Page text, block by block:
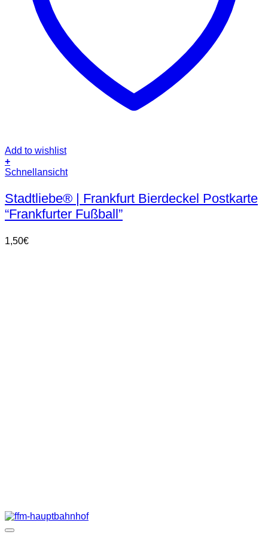
Add to wishlist
+
Schnellansicht
Stadtliebe® | Frankfurt Bierdeckel Postkarte
“Frankfurter Fußball”
1,50€